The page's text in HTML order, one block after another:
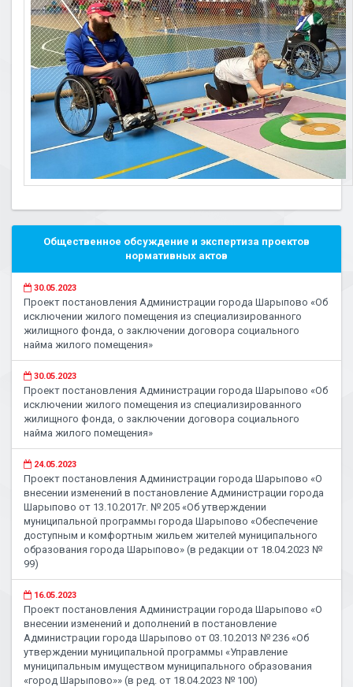
Общественное обсуждение и экспертиза проектов
нормативных актов
30.05.2023
Проект постановления Администрации города Шарыпово «Об
исключении жилого помещения из специализированного
жилищного фонда, о заключении договора социального
найма жилого помещения»
30.05.2023
Проект постановления Администрации города Шарыпово «Об
исключении жилого помещения из специализированного
жилищного фонда, о заключении договора социального
найма жилого помещения»
24.05.2023
Проект постановления Администрации города Шарыпово «О
внесении изменений в постановление Администрации города
Шарыпово от 13.10.2017г. № 205 «Об утверждении
муниципальной программы города Шарыпово «Обеспечение
доступным и комфортным жильем жителей муниципального
образования города Шарыпово» (в редакции от 18.04.2023 №
99)
16.05.2023
Проект постановления Администрации города Шарыпово «О
внесении изменений и дополнений в постановление
Администрации города Шарыпово от 03.10.2013 № 236 «Об
утверждении муниципальной программы «Управление
муниципальным имуществом муниципального образования
«город Шарыпово»» (в ред. от 18.04.2023 № 100)